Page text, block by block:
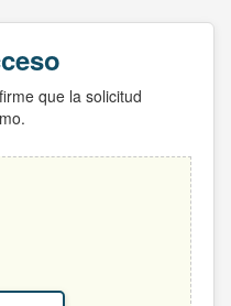
que la solicitud